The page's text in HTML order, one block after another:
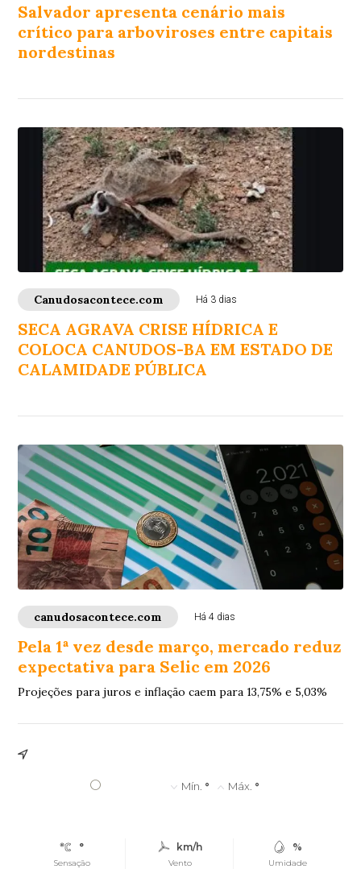
Salvador apresenta cenário mais
crítico para arboviroses entre capitais
nordestinas
Canudosacontece.com Há 3 dias
SECA AGRAVA CRISE HÍDRICA E
COLOCA CANUDOS-BA EM ESTADO DE
CALAMIDADE PÚBLICA
canudosacontece.com Há 4 dias
Pela 1ª vez desde março, mercado reduz
expectativa para Selic em 2026
Projeções para juros e inflação caem para 13,75% e 5,03%
° Mín. ° Máx. °
°
Sensação
km/h
Vento
%
Umidade